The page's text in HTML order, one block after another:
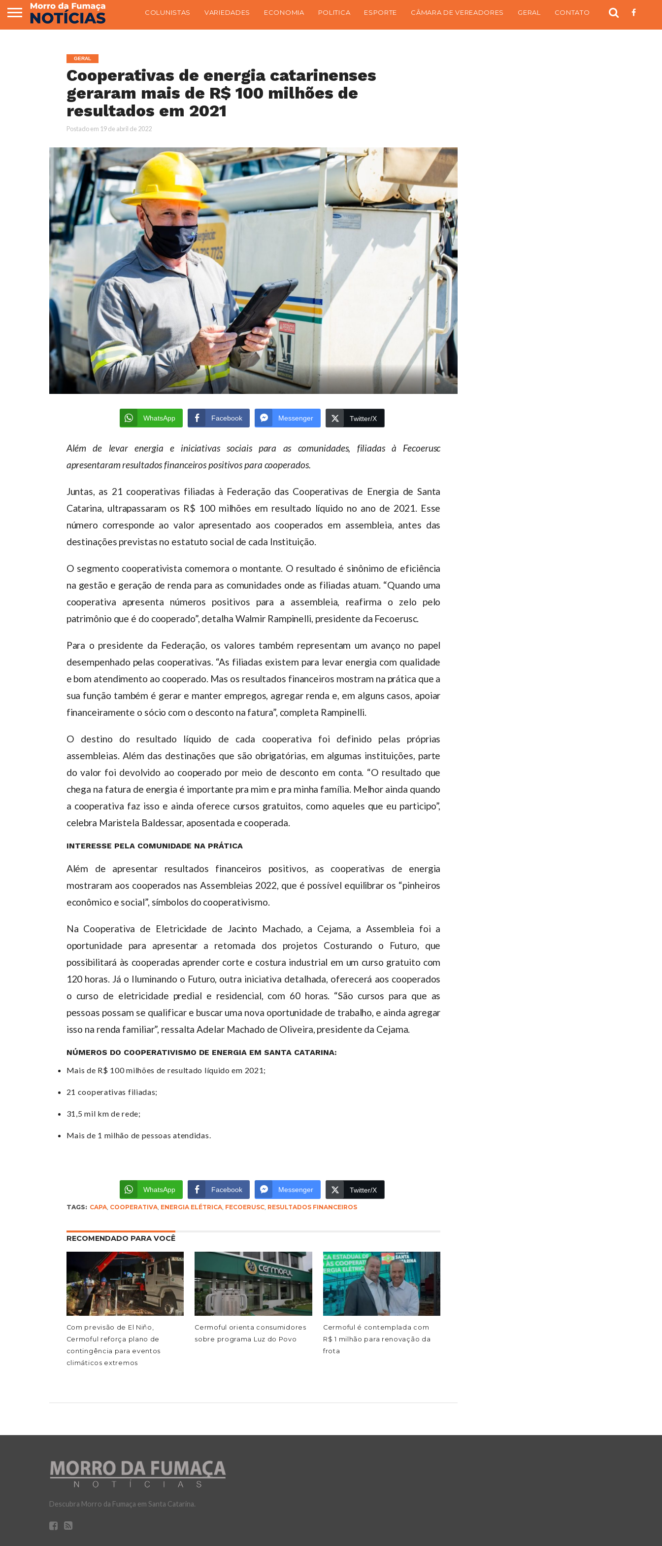
COLUNISTAS VARIEDADES ECONOMIA POLITICA ESPORTE CÂMARA DE VEREADORES GERAL CONTATO
GERAL
Cooperativas de energia catarinenses
geraram mais de R$ 100 milhões de
resultados em 2021
Postado em 19 de abril de 2022
WhatsApp Facebook Messenger Twitter/X
Além de levar energia e iniciativas sociais para as comunidades, filiadas à Fecoerusc
apresentaram resultados financeiros positivos para cooperados.
Juntas, as 21 cooperativas filiadas à Federação das Cooperativas de Energia de Santa
Catarina, ultrapassaram os R$ 100 milhões em resultado líquido no ano de 2021. Esse
número corresponde ao valor apresentado aos cooperados em assembleia, antes das
destinações previstas no estatuto social de cada Instituição.
O segmento cooperativista comemora o montante. O resultado é sinônimo de eficiência
na gestão e geração de renda para as comunidades onde as filiadas atuam. “Quando uma
cooperativa apresenta números positivos para a assembleia, reafirma o zelo pelo
patrimônio que é do cooperado”, detalha Walmir Rampinelli, presidente da Fecoerusc.
Para o presidente da Federação, os valores também representam um avanço no papel
desempenhado pelas cooperativas. “As filiadas existem para levar energia com qualidade
e bom atendimento ao cooperado. Mas os resultados financeiros mostram na prática que a
sua função também é gerar e manter empregos, agregar renda e, em alguns casos, apoiar
financeiramente o sócio com o desconto na fatura”, completa Rampinelli.
O destino do resultado líquido de cada cooperativa foi definido pelas próprias
assembleias. Além das destinações que são obrigatórias, em algumas instituições, parte
do valor foi devolvido ao cooperado por meio de desconto em conta. “O resultado que
chega na fatura de energia é importante pra mim e pra minha família. Melhor ainda quando
a cooperativa faz isso e ainda oferece cursos gratuitos, como aqueles que eu participo”,
celebra Maristela Baldessar, aposentada e cooperada.
INTERESSE PELA COMUNIDADE NA PRÁTICA
Além de apresentar resultados financeiros positivos, as cooperativas de energia
mostraram aos cooperados nas Assembleias 2022, que é possível equilibrar os “pinheiros
econômico e social”, símbolos do cooperativismo.
Na Cooperativa de Eletricidade de Jacinto Machado, a Cejama, a Assembleia foi a
oportunidade para apresentar a retomada dos projetos Costurando o Futuro, que
possibilitará às cooperadas aprender corte e costura industrial em um curso gratuito com
120 horas. Já o Iluminando o Futuro, outra iniciativa detalhada, oferecerá aos cooperados
o curso de eletricidade predial e residencial, com 60 horas. “São cursos para que as
pessoas possam se qualificar e buscar uma nova oportunidade de trabalho, e ainda agregar
isso na renda familiar”, ressalta Adelar Machado de Oliveira, presidente da Cejama.
NÚMEROS DO COOPERATIVISMO DE ENERGIA EM SANTA CATARINA:
Mais de R$ 100 milhões de resultado líquido em 2021;
21 cooperativas filiadas;
31,5 mil km de rede;
Mais de 1 milhão de pessoas atendidas.
WhatsApp Facebook Messenger Twitter/X
TAGS: CAPA, COOPERATIVA, ENERGIA ELÉTRICA, FECOERUSC, RESULTADOS FINANCEIROS
RECOMENDADO PARA VOCÊ
Com previsão de El Niño,
Cermoful reforça plano de
contingência para eventos
climáticos extremos
Cermoful orienta consumidores
sobre programa Luz do Povo
Cermoful é contemplada com
R$ 1 milhão para renovação da
frota
Descubra Morro da Fumaça em Santa Catarina.